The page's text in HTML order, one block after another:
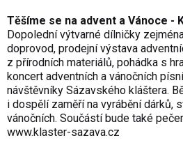
Těšíme se na advent a Vánoce -
Dopolední výtvarné dílničky
doprovod, prodejní výstava
z přírodních materiálů, pohádka s
koncert adventních a vánočních
návštěvníky Sázavského kláštera.
i dospělí zaměří na vyrábění dárků,
vánočních. Součástí bude také
www.klaster-sazava.cz